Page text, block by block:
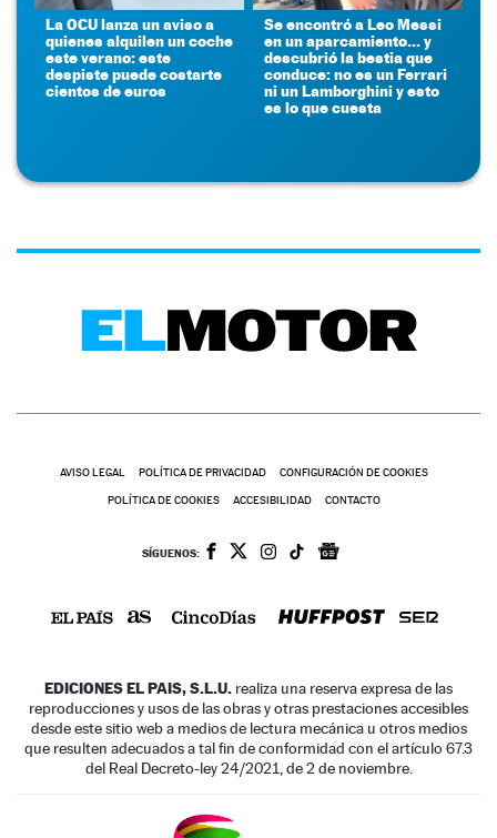
La OCU lanza un aviso a
quienes alquilen un coche
este verano: este
despiste puede costarte
cientos de euros
Se encontró a Leo Messi
en un aparcamiento... y
descubrió la bestia que
conduce: no es un Ferrari
ni un Lamborghini y esto
es lo que cuesta
AVISO LEGAL POLÍTICA DE PRIVACIDAD CONFIGURACIÓN DE COOKIES
POLÍTICA DE COOKIES ACCESIBILIDAD CONTACTO
SÍGUENOS:
EDICIONES EL PAIS, S.L.U. realiza una reserva expresa de las
reproducciones y usos de las obras y otras prestaciones accesibles
desde este sitio web a medios de lectura mecánica u otros medios
que resulten adecuados a tal fin de conformidad con el artículo 67.3
del Real Decreto-ley 24/2021, de 2 de noviembre.